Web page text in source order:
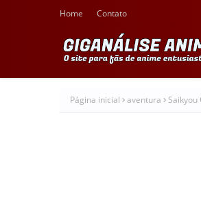
Home Contato
Página inicial aventura